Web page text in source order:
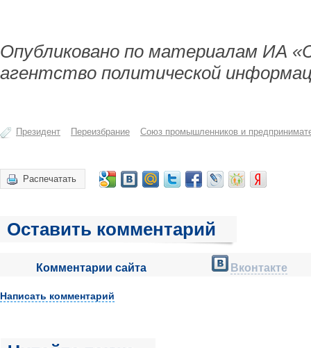
Опубликовано по материалам ИА
агентство политической
Президент Переизбрание Союз промышленников и
Распечатать
Оставить комментарий
Комментарии сайта Вконтакте
Написать комментарий